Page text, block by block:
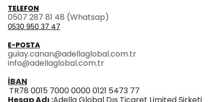
TELEFON
0507 287 81 48 (Whatsap)
0530 950 37 47
E-POSTA
gulay.canan@adellaglobal.com.tr
info@adellaglobal.com.tr
İBAN
TR78 0015 7000 0000 0121 5473 77